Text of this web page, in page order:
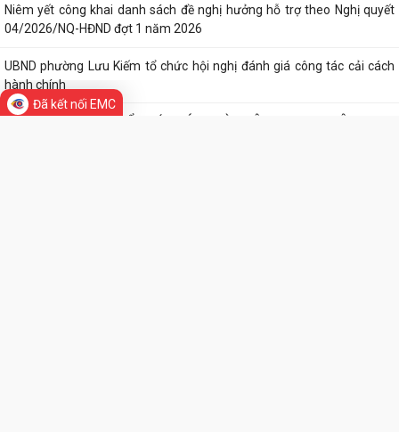
UBND phường Lưu Kiếm ban hành các quyết đinh về việc giao đất có
thu tiền sử dụng đất đợt ngày...
Niêm yết công khai danh sách đề nghị hưởng hỗ trợ theo Nghị quyết
04/2026/NQ-HĐND đợt 1 năm 2026
UBND phường Lưu Kiếm tổ chức hội nghị đánh giá công tác cải cách
Đã kết nối EMC